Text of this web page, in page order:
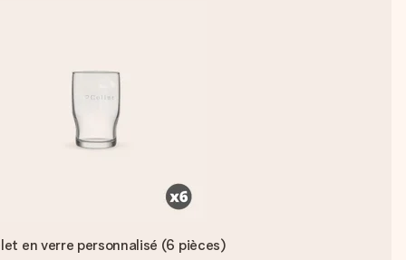
en verre personnalisé (6 pièces)